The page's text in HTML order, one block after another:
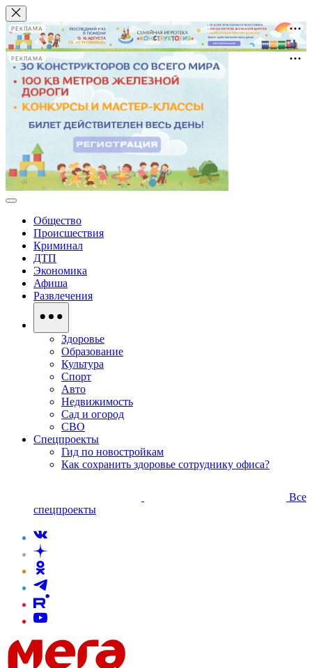
РЕКЛАМА
РЕКЛАМА
Общество
Происшествия
Криминал
ДТП
Экономика
Афиша
Развлечения
Здоровье
Образование
Культура
Спорт
Авто
Недвижимость
Сад и огород
СВО
Спецпроекты
Гид по новостройкам
Как сохранить здоровье сотруднику офиса?
Все
спецпроекты